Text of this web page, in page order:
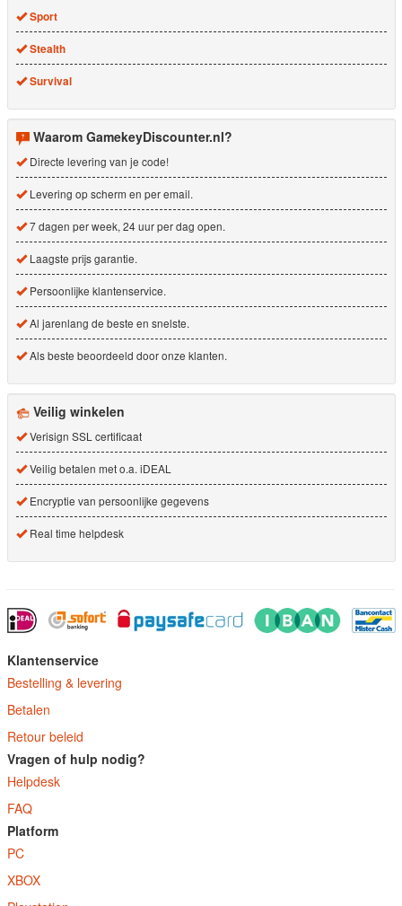
Sport
Stealth
Survival
Waarom GamekeyDiscounter.nl?
Directe levering van je code!
Levering op scherm en per email.
7 dagen per week, 24 uur per dag open.
Laagste prijs garantie.
Persoonlijke klantenservice.
Al jarenlang de beste en snelste.
Als beste beoordeeld door onze klanten.
Veilig winkelen
Verisign SSL certificaat
Veilig betalen met o.a. iDEAL
Encryptie van persoonlijke gegevens
Real time helpdesk
Klantenservice
Bestelling & levering
Betalen
Retour beleid
Vragen of hulp nodig?
Helpdesk
FAQ
Platform
PC
XBOX